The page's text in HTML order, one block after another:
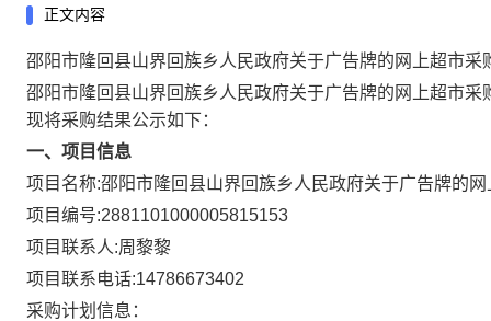
正文内容
邵阳市隆回县山界回族乡人民政府关于广告牌的网上超市采
邵阳市隆回县山界回族乡人民政府关于广告牌的网上超市采
现将采购结果公示如下：
一、项目信息
项目名称:邵阳市隆回县山界回族乡人民政府关于广告牌的
项目编号:2881101000005815153
项目联系人:周黎黎
项目联系电话:14786673402
采购计划信息：